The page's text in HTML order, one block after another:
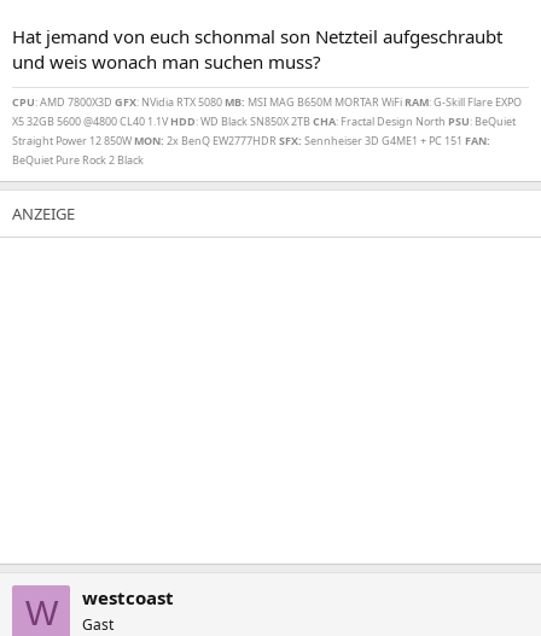
Hat jemand von euch schonmal son Netzteil aufgeschraubt
und weis wonach man suchen muss?
CPU: AMD 7800X3D GFX: NVidia RTX 5080 MB: MSI MAG B650M MORTAR WiFi RAM: G-Skill Flare EXPO
X5 32GB 5600 @4800 CL40 1.1VHDD: WD Black SN850X 2TBCHA: Fractal Design North PSU: BeQuiet
Straight Power 12 850W MON: 2x BenQ EW2777HDR SFX: Sennheiser 3D G4ME1 + PC 151 FAN:
BeQuiet Pure Rock 2 Black
W westcoast
Gast